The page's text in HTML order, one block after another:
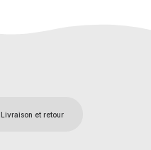
Livraison et retour